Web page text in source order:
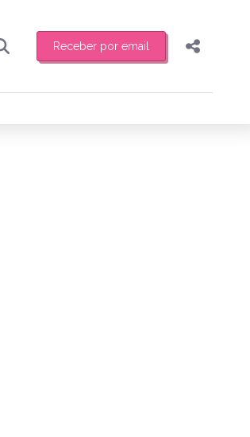
Receber por email
de manhã o resumo
Compartilhar